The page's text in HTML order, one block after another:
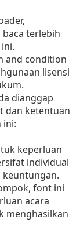
terlebih
and condition
lisensi
dianggap
dan ketentuan
ini:
keperluan
individual
font ini
acara
menghasilkan